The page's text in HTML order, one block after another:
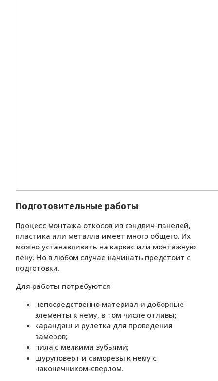
Подготовительные работы
Процесс монтажа откосов из сэндвич-панелей,
пластика или металла имеет много общего. Их
можно устанавливать на каркас или монтажную
пену. Но в любом случае начинать предстоит с
подготовки.
Для работы потребуются
непосредственно материал и доборные
элементы к нему, в том числе отливы;
карандаш и рулетка для проведения
замеров;
пила с мелкими зубьями;
шуруповерт и саморезы к нему с
наконечником-сверлом.